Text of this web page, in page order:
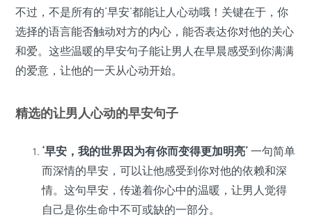
不过，不是所有的‘早安’都能让人心动哦！关键在于，你
选择的语言能否触动对方的内心，能否表达你对他的关心
和爱。这些温暖的早安句子能让男人在早晨感受到你满满
的爱意，让他的一天从心动开始。
精选的让男人心动的早安句子
‘早安，我的世界因为有你而变得更加明亮’ 一句简单
而深情的早安，可以让他感受到你对他的依赖和深
情。这句早安，传递着你心中的温暖，让男人觉得
自己是你生命中不可或缺的一部分。